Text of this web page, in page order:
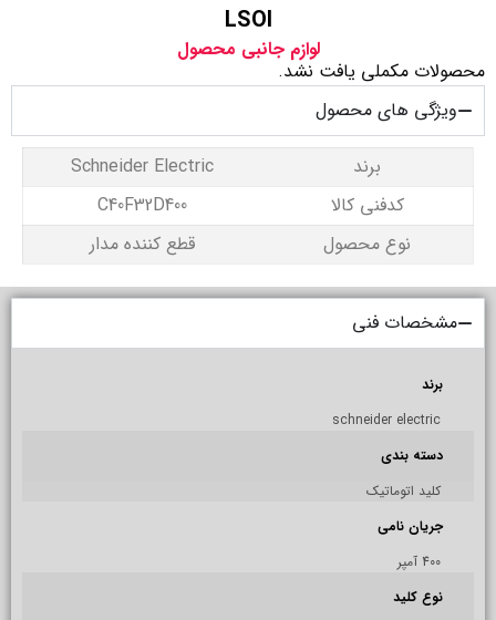
LSOI
لوازم جانبی محصول
محصولات مکملی یافت نشد.
ویژگی های محصول
برند
Schneider Electric
کدفنی کالا
C40F32D400
نوع محصول
قطع کننده مدار
مشخصات فنی
برند
schneider electric
دسته بندی
کلید اتوماتیک
جریان نامی
400 آمپر
نوع کلید